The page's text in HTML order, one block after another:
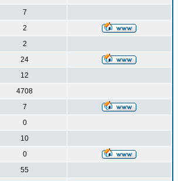
7
2
2
24
12
4708
7
0
10
0
55